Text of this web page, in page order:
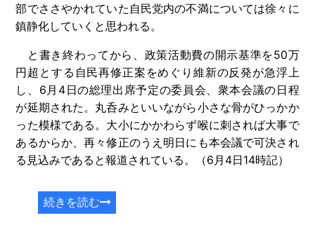
部でささやかれていた自民党内の不満については徐々に
鎮静化していくと思われる。
と書き終わってから、政策活動費の開示基準を50万
円超とする自民再修正案をめぐり維新の反発が急浮上
し、6月4日の総理出席予定の委員会、衆本会議の日程
が延期された。丸呑みといいながら小さな骨がひっかか
った模様である。大小にかかわらず喉に刺されば大事で
あるからか、再々修正のうえ明日にも本会議で可決され
る見込みであると報道されている。（6月4日14時記）
続きを読む